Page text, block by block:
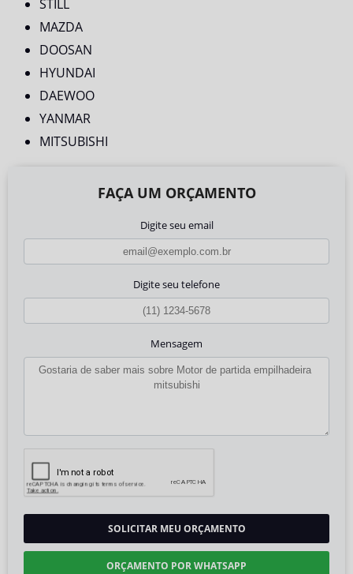
STILL
MAZDA
DOOSAN
HYUNDAI
DAEWOO
YANMAR
MITSUBISHI
FAÇA UM ORÇAMENTO
Digite seu email
Digite seu telefone
Mensagem
SOLICITAR MEU ORÇAMENTO
ORÇAMENTO POR WHATSAPP